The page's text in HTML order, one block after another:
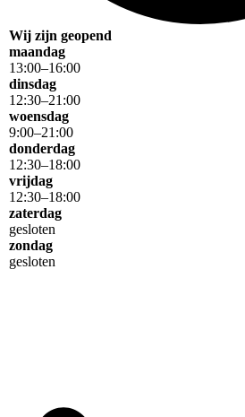
Wij zijn geopend
maandag
13:00–16:00
dinsdag
12:30–21 :00
woensdag
9:00–21 :00
donderdag
12:30–18:00
vrijdag
12:30–18:00
zaterdag
gesloten
zondag
gesloten